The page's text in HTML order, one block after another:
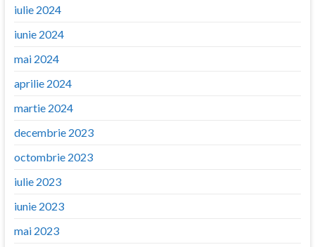
iulie 2024
iunie 2024
mai 2024
aprilie 2024
martie 2024
decembrie 2023
octombrie 2023
iulie 2023
iunie 2023
mai 2023